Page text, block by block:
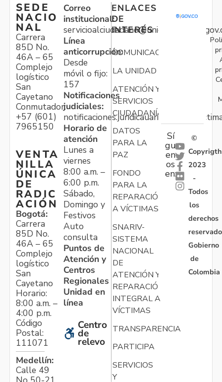
SEDE
NACIO
NAL
Carrera
85D No.
46A – 65
Complejo
logístico
San
Cayetano
Conmutador:
+57 (601)
7965150
VENTA
NILLA
ÚNICA
DE
RADIC
ACIÓN
Bogotá:
Carrera
85D No.
46A – 65
Complejo
logístico
San
Cayetano
Horario:
8:00 a.m. –
4:00 p.m.
Código
Postal:
111071
Medellín:
Calle 49
Correo
institucional:
Línea
anticorrupción:
Desde
móvil o fijo:
157
Notificaciones
judiciales:
Horario de
atención
Lunes a
viernes
8:00 a.m. –
6:00 p.m.
Sábado,
Domingo y
Festivos
Auto
consulta
Puntos de
Atención y
Centros
Regionales
Unidad en
línea
Centro
de
relevo
ENLACES
DE
INTERÉS
COMUNICACIONES
LA UNIDAD
ATENCIÓN Y
SERVICIOS
CIUDADANÍA
DATOS
PARA LA
PAZ
FONDO
PARA LA
REPARACIÓN
A VÍCTIMAS
SNARIV-
SISTEMA
NACIONAL
DE
ATENCIÓN Y
REPARACIÓN
INTEGRAL A
VÍCTIMAS
TRANSPARENCIA
PARTICIPA
SERVICIOS
Y
Sí
gu
en
os
en:
©
Copyrigth
2023
-
Todos
los
derechos
Gobierno
de
Colombia